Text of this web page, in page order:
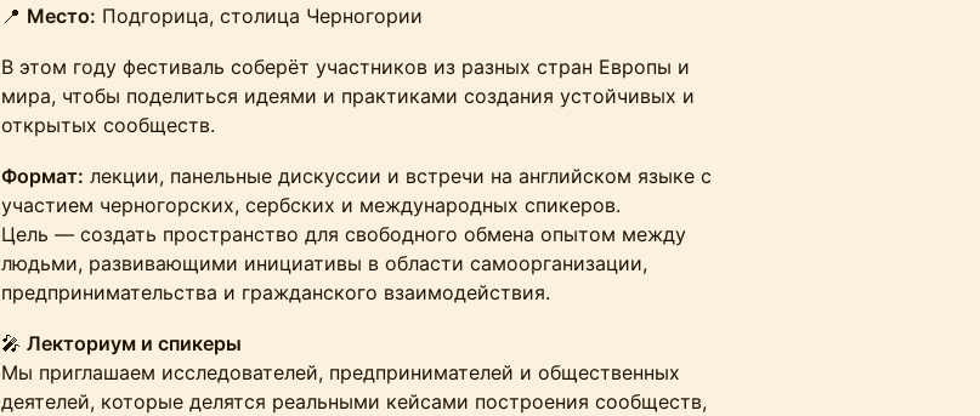
📍 Место: Подгорица, столица Черногории
В этом году фестиваль соберёт участников из разных стран Европы и
мира, чтобы поделиться идеями и практиками создания устойчивых и
открытых сообществ.
Формат: лекции, панельные дискуссии и встречи на английском языке с
участием черногорских, сербских и международных спикеров.
Цель — создать пространство для свободного обмена опытом между
людьми, развивающими инициативы в области самоорганизации,
предпринимательства и гражданского взаимодействия.
🎤 Лекториум и спикеры
Мы приглашаем исследователей, предпринимателей и общественных
деятелей, которые делятся реальными кейсами построения сообществ,